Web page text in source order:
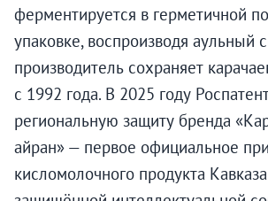
ферментируется в герметичной
упаковке, воспроизводя аульный
производитель сохраняет
с 1992 года. В 2025 году
региональную защиту бренда
айран» — первое официальное
кисломолочного продукта